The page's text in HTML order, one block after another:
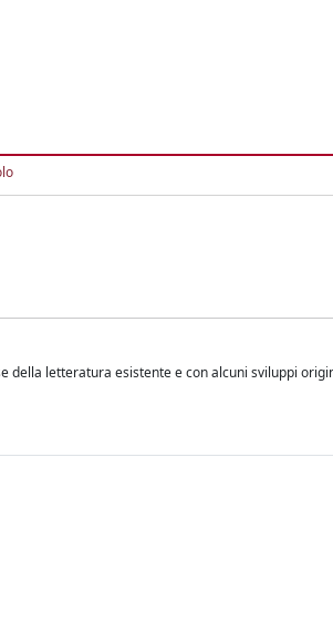
della letteratura esistente e con alcuni sviluppi